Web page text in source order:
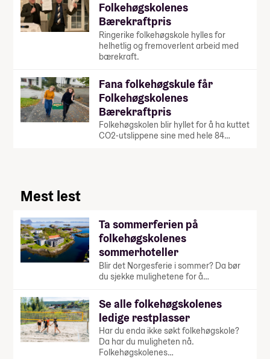
Folkehøgskolenes
Bærekraftpris
Ringerike folkehøgskole hylles for
helhetlig og fremoverlent arbeid med
bærekraft.
Fana folkehøgskule får
Folkehøgskolenes
Bærekraftpris
Folkehøgskolen blir hyllet for å ha kuttet
CO2-utslippene sine med hele 84…
Mest lest
Ta sommerferien på
folkehøgskolenes
sommerhoteller
Blir det Norgesferie i sommer? Da bør
du sjekke mulighetene for å…
Se alle folkehøgskolenes
ledige restplasser
Har du enda ikke søkt folkehøgskole?
Da har du muligheten nå.
Folkehøgskolenes…